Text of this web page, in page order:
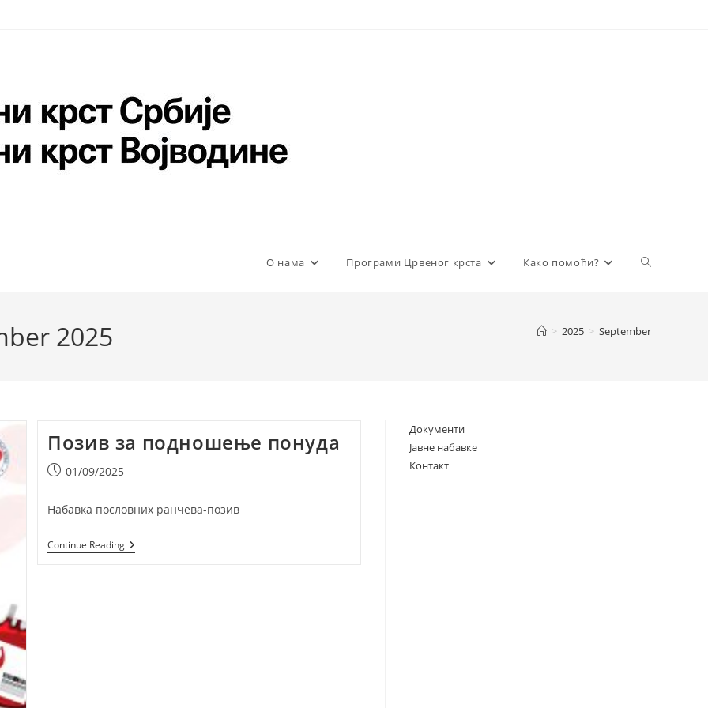
О нама Програми Црвеног крста Како помоћи? Toggle
2025 > 2025 > September
Позив за подношење понуда
Post01/09/2025
Набавка пословних ранчева-позив
Continue ReadingПозив
За
Документи
Јавне набавке
Контакт